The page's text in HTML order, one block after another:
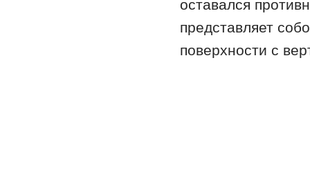
оставался
представляет
поверхности с